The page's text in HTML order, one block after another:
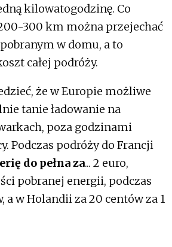
kilowatogodzinę. Co
300 km można przejechać
w domu, a to
całej podróży.
że w Europie możliwe
tanie ładowanie na
poza godzinami
Podczas podróży do Francji
do pełna za... 2 euro,
pobranej energii, podczas
a w Holandii za 20 centów za 1